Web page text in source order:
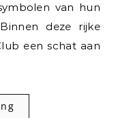
van hun
deze rijke
een schat aan